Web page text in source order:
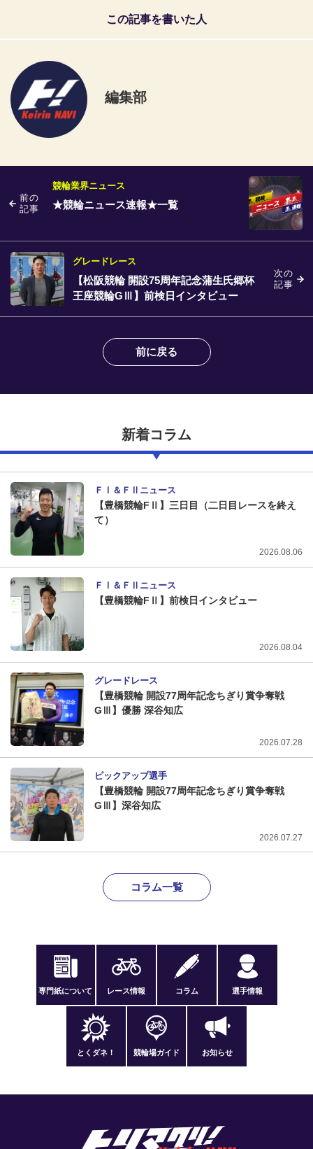
この記事を書いた人
編集部
前の
記事
競輪業界ニュース
★競輪ニュース速報★一覧
次の
記事
グレードレース
【松阪競輪 開設75周年記念蒲生氏郷杯
王座競輪GⅢ】前検日インタビュー
前に戻る
新着コラム
ＦⅠ＆ＦⅡニュース
【豊橋競輪FⅡ】三日目（二日目レースを終え
て）
2026.08.06
ＦⅠ＆ＦⅡニュース
【豊橋競輪FⅡ】前検日インタビュー
2026.08.04
グレードレース
【豊橋競輪 開設77周年記念ちぎり賞争奪戦
GⅢ】優勝 深谷知広
2026.07.28
ピックアップ選手
【豊橋競輪 開設77周年記念ちぎり賞争奪戦
GⅢ】深谷知広
2026.07.27
コラム一覧
専門紙について レース情報 コラム 選手情報
とくダネ！ 競輪場ガイド お知らせ